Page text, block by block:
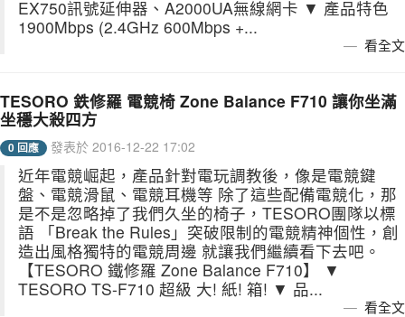
EX750訊號延伸器、A2000UA無線網卡 ▼ 產品特色
1900Mbps (2.4GHz 600Mbps +...
看全文
TESORO 鉄修羅 電競椅 Zone Balance F710 讓你坐滿
坐穩大殺四方
0 回應 發表於 2016-12-22 17:02
近年電競崛起，產品針對電玩調教後，像是電競鍵
盤、電競滑鼠、電競耳機等 除了這些配備電競化，那
是不是忽略掉了我們久坐的椅子，TESORO團隊以標
語 「Break the Rules」突破限制的電競精神個性，創
造出風格獨特的電競周邊 就讓我們繼續看下去吧。
【TESORO 鐵修羅 Zone Balance F710】 ▼
TESORO TS-F710 超級 大! 紙! 箱! ▼ 品...
看全文